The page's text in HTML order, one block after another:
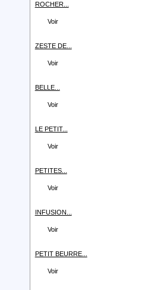
ROCHER...
Voir
ZESTE DE...
Voir
BELLE...
Voir
LE PETIT...
Voir
PETITES...
Voir
INFUSION...
Voir
PETIT BEURRE...
Voir